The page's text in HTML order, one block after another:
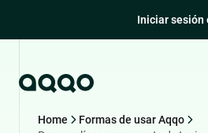
Iniciar sesión
Home
Formas de usar Aqqo